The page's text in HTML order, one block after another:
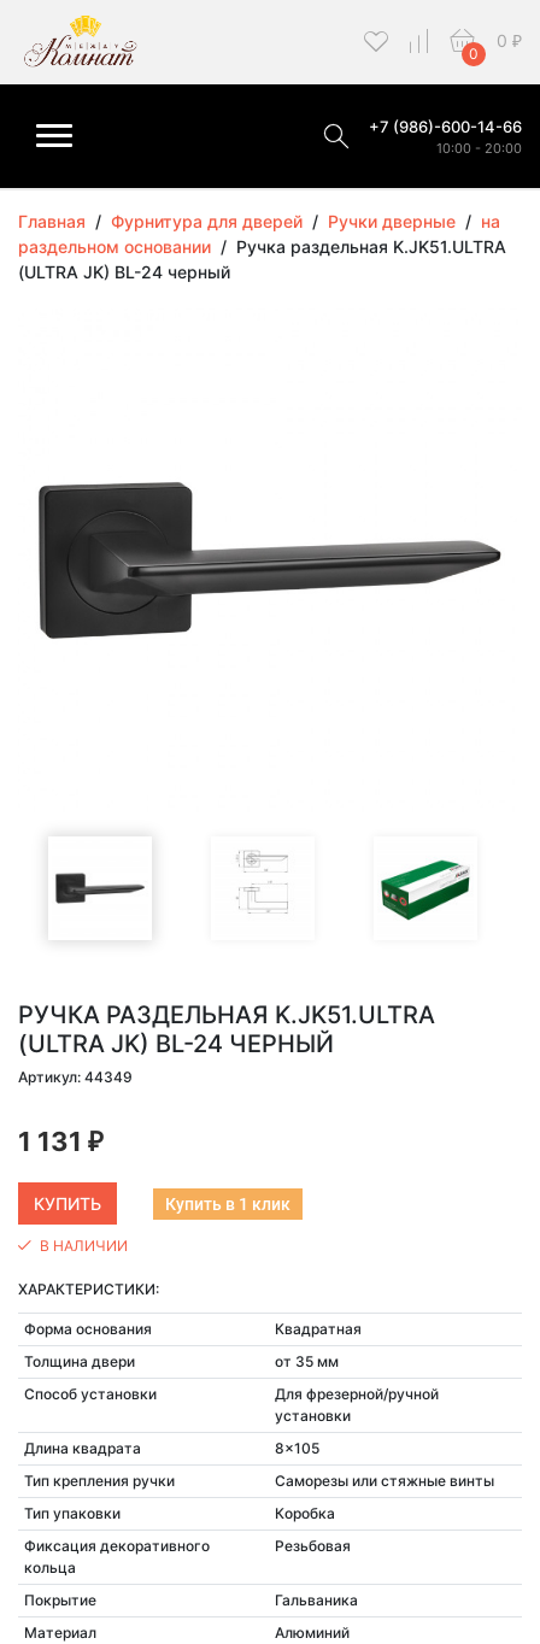
0
0 ₽
+7 (986)-600-14-66
10:00 - 20:00
Главная / Фурнитура для дверей / Ручки дверные / на
раздельном основании / Ручка раздельная K.JK51.ULTRA
(ULTRA JK) BL-24 черный
РУЧКА РАЗДЕЛЬНАЯ K.JK51.ULTRA
(ULTRA JK) BL-24 ЧЕРНЫЙ
Артикул: 44349
1 131 ₽
Купить в 1 клик
В НАЛИЧИИ
ХАРАКТЕРИСТИКИ:
Форма основания
Квадратная
Толщина двери
от 35 мм
Способ установки
Для фрезерной/ручной
установки
Длина квадрата
8x105
Тип крепления ручки
Саморезы или стяжные винты
Тип упаковки
Коробка
Фиксация декоративного
кольца
Резьбовая
Покрытие
Гальваника
Материал
Алюминий